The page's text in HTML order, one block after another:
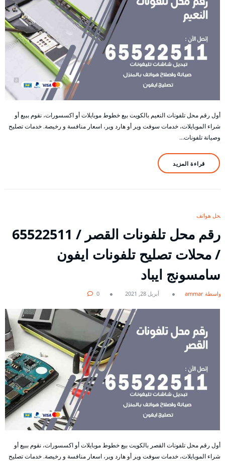
أول رقم محل تلفونات النعيم بالكويت بيع خطوط موبايلات أو اكسسورات، نقوم ببيع أو
شراء الموبايلات، خدمات سوفت وير أو هارد وير، اسعار منافسة و رخيصة. خدمات تصليح
وصيانة تلفونات…
قراءة المزيد
محل هواتف
رقم محل تلفونات القصر / 65522511
/ محلات تصليح تلفونات ايفون
سامسونج ايباد
بواسطة ammar أبريل 28, 2021 0
أول رقم محل تلفونات القصر بالكويت بيع خطوط موبايلات أو اكسسورات، نقوم ببيع أو
شراء الموبايلات، خدمات سوفت وير أو هارد وير، اسعار منافسة و رخيصة. خدمات تصليح